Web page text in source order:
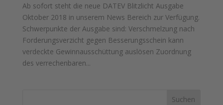
Ab sofort steht die neue DATEV Blitzlicht Ausgabe
Oktober 2018 in unserem News Bereich zur Verfügung.
Schwerpunkte der Ausgabe sind: Verschmelzung nach
Forderungsverzicht gegen Besserungsschein kann
verdeckte Gewinnausschüttung auslösen Zuordnung
des verrechenbaren...